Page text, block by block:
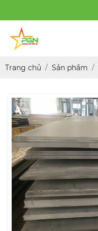
Trang chủ Sản phẩm